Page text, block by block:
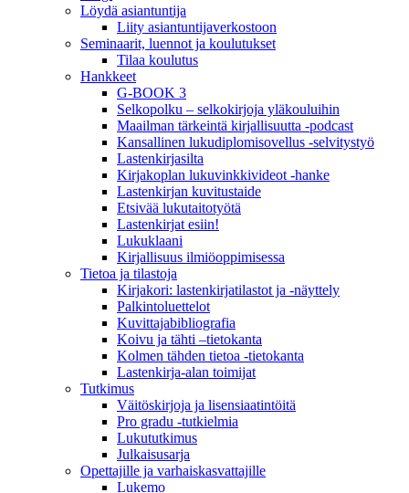
Löydä asiantuntija
Liity asiantuntijaverkostoon
Seminaarit, luennot ja koulutukset
Tilaa koulutus
Hankkeet
G-BOOK 3
Selkopolku – selkokirjoja yläkouluihin
Maailman tärkeintä kirjallisuutta -podcast
Kansallinen lukudiplomisovellus -selvitystyö
Lastenkirjasilta
Kirjakoplan lukuvinkkivideot -hanke
Lastenkirjan kuvitustaide
Etsivää lukutaitotyötä
Lastenkirjat esiin!
Lukuklaani
Kirjallisuus ilmiöoppimisessa
Tietoa ja tilastoja
Kirjakori: lastenkirjatilastot ja -näyttely
Palkintoluettelot
Kuvittaja­bibliografia
Koivu ja tähti –tietokanta
Kolmen tähden tietoa -tietokanta
Lastenkirja-alan toimijat
Tutkimus
Väitöskirjoja ja lisensiaatintöitä
Pro gradu -tutkielmia
Lukututkimus
Julkaisusarja
Opettajille ja varhaiskasvattajille
Lukemo